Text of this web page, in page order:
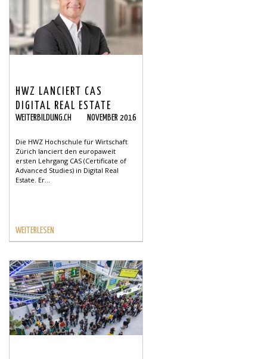
HWZ LANCIERT CAS
DIGITAL REAL ESTATE
WEITERBILDUNG.CH NOVEMBER 2016
Die HWZ Hochschule für Wirtschaft
Zürich lanciert den europaweit
ersten Lehrgang CAS (Certificate of
Advanced Studies) in Digital Real
Estate. Er...
WEITERLESEN